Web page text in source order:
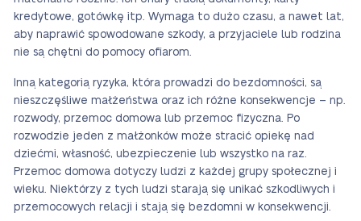
kredytowe, gotówkę itp. Wymaga to dużo czasu, a nawet lat,
aby naprawić spowodowane szkody, a przyjaciele lub rodzina
nie są chętni do pomocy ofiarom.
Inną kategorią ryzyka, która prowadzi do bezdomności, są
nieszczęśliwe małżeństwa oraz ich różne konsekwencje – np.
rozwody, przemoc domowa lub przemoc fizyczna. Po
rozwodzie jeden z małżonków może stracić opiekę nad
dziećmi, własność, ubezpieczenie lub wszystko na raz.
Przemoc domowa dotyczy ludzi z każdej grupy społecznej i
wieku. Niektórzy z tych ludzi starają się unikać szkodliwych i
przemocowych relacji i stają się bezdomni w konsekwencji.